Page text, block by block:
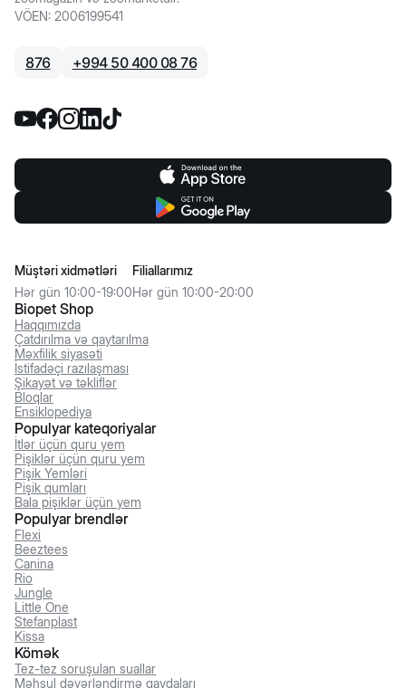
VÖEN: 2006199541
876 +994 50 400 08 76
Biopet Shop
Haqqımızda
Çatdırılma və qaytarılma
Məxfilik siyasəti
İstifadəçi razılaşması
Şikayət və təkliflər
Bloqlar
Ensiklopediya
Müştəri xidmətləri
Hər gün 10:00-19:00
Filiallarımız
Hər gün 10:00-20:00
Populyar kateqoriyalar
İtlər üçün quru yem
Pişiklər üçün quru yem
Pişik Yemləri
Pişik qumları
Bala pişiklər üçün yem
Populyar brendlər
Flexi
Beeztees
Canina
Rio
Jungle
Little One
Stefanplast
Kissa
Kömək
Tez-tez soruşulan suallar
Məhsul dəyərləndirmə qaydaları